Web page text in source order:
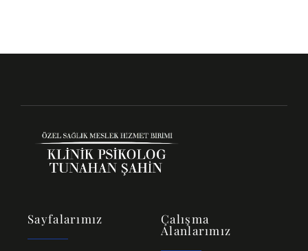
Sayfalarımız Çalışma
Alanlarımız